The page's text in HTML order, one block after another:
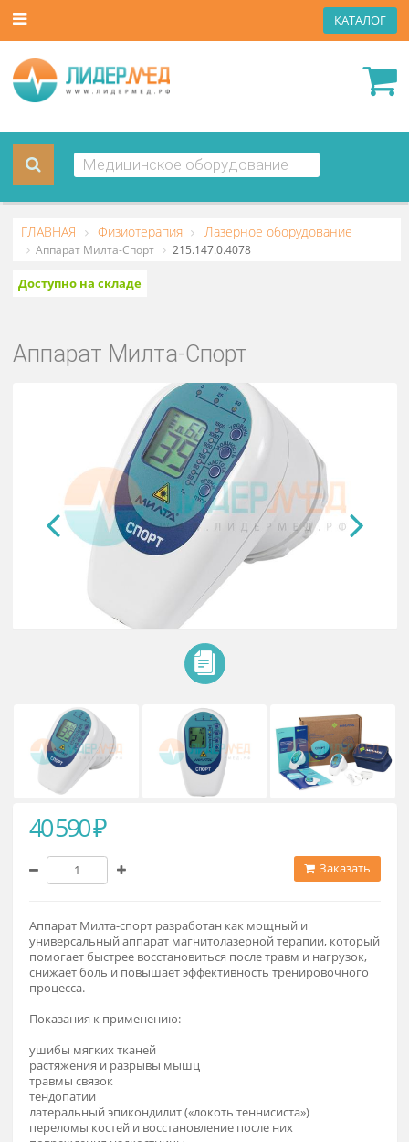
ГЛАВНАЯ Физиотерапия Лазерное оборудование
Аппарат Милта-Спорт
40 590 ₽
Аппарат Милта-спорт разработан как мощный и
универсальный аппарат магнитолазерной терапии,
помогает быстрее восстановиться после травм и нагрузок,
снижает боль и повышает эффективность тренировочного
процесса.
Показания к применению: